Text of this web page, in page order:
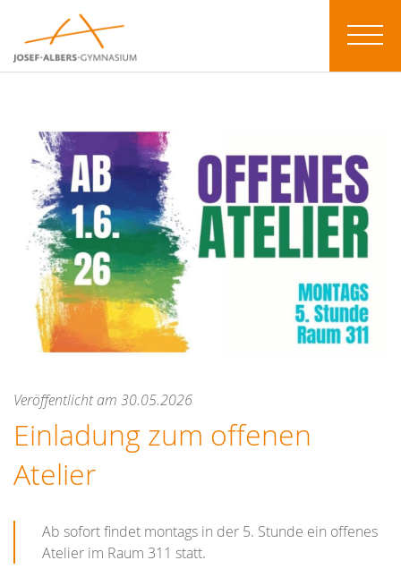
Veröffentlicht am 30.05.2026
Einladung zum offenen
Atelier
Ab sofort findet montags in der 5. Stunde ein offenes
Atelier im Raum 311 statt.